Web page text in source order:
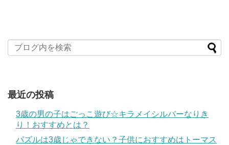
最近の投稿
3歳の男の子はごっこ遊び☆キラメイシルバーなりき
り！おすすめとは？
パズルは3歳じゃできない？子供におすすめはトーマス